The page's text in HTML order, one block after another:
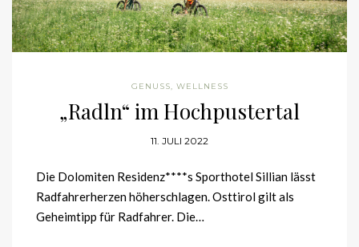
GENUSS, WELLNESS
„Radln“ im Hochpustertal
11. JULI 2022
Die Dolomiten Residenz****s Sporthotel Sillian lässt
Radfahrerherzen höherschlagen. Osttirol gilt als
Geheimtipp für Radfahrer. Die…